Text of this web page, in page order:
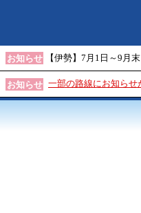
お知らせ 【伊勢】7月1日～9月
お知らせ 一部の路線にお知らせ